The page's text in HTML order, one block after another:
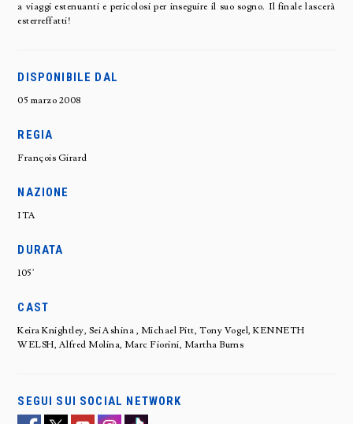
a viaggi estenuanti e pericolosi per inseguire il suo sogno. Il finale lascerà
esterreffatti!
DISPONIBILE DAL
05 marzo 2008
REGIA
François Girard
NAZIONE
ITA
DURATA
105'
CAST
Keira Knightley, Sei Ashina , Michael Pitt, Tony Vogel, KENNETH
WELSH, Alfred Molina, Marc Fiorini, Martha Burns
SEGUI SUI SOCIAL NETWORK